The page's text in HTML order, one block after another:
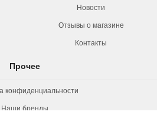
Новости
Отзывы о магазине
Контакты
Прочее
конфиденциальности
Наши бренды